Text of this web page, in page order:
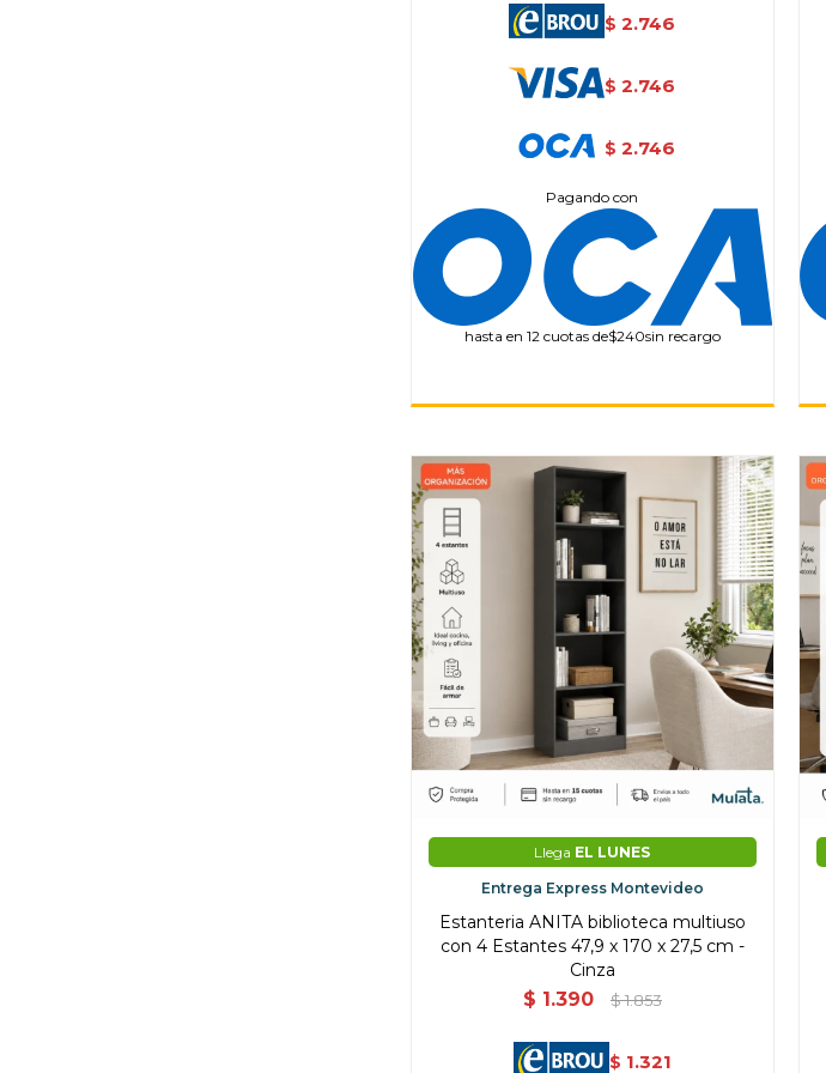
$ 2.746
$ 2.746
$ 2.746
Pagando con
hasta en 12 cuotas de$240sin recargo
Llega EL LUNES
Entrega Express Montevideo
Estanteria ANITA biblioteca multiuso
con 4 Estantes 47,9 x 170 x 27,5 cm -
Cinza
$ 1.390 $ 1.853
$ 1.321